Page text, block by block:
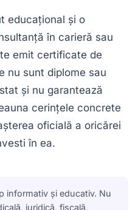
educațional și o
în carieră sau
emit certificate de
nu sunt diplome sau
și nu garantează
cerințele concrete
oficială a oricărei
în ea.
informativ și educativ. Nu
juridică, fiscală,